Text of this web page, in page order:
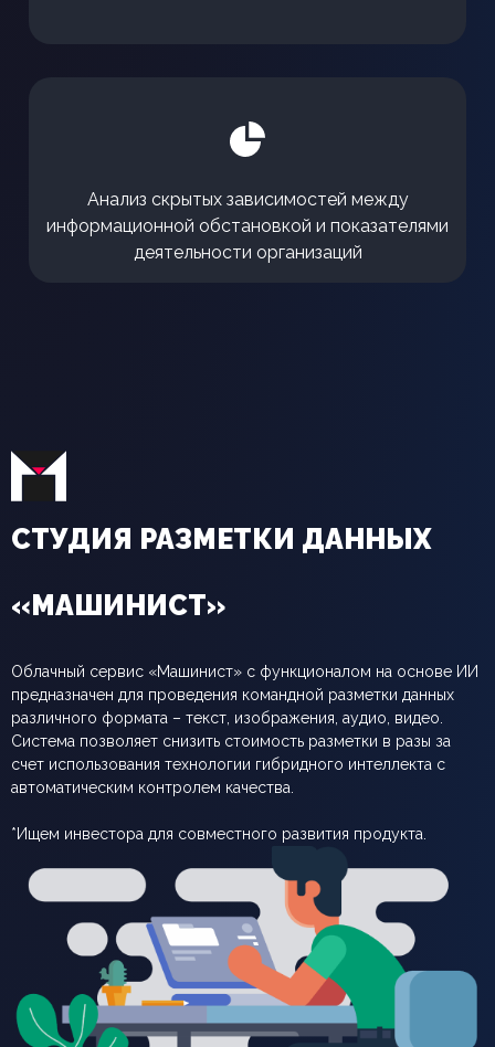
Анализ скрытых зависимостей между
информационной обстановкой и показателями
деятельности организаций
СТУДИЯ РАЗМЕТКИ ДАННЫХ
«МАШИНИСТ»
Облачный сервис «Машинист» с функционалом на основе ИИ
предназначен для проведения командной разметки данных
различного формата – текст, изображения, аудио, видео.
Система позволяет снизить стоимость разметки в разы за
счет использования технологии гибридного интеллекта с
автоматическим контролем качества.
*Ищем инвестора для совместного развития продукта.